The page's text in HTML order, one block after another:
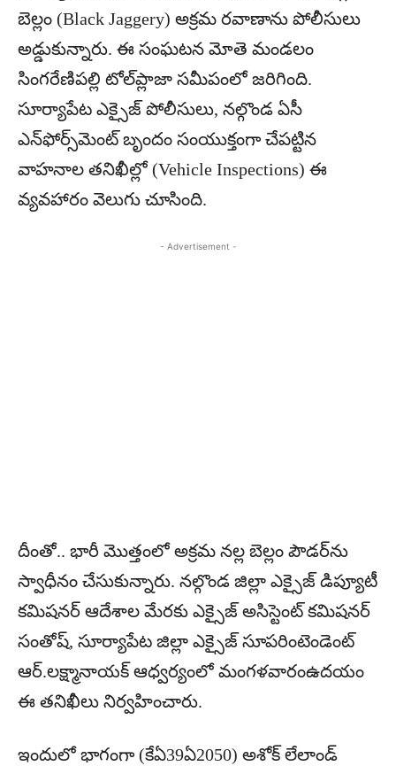
బెల్లం (Black Jaggery) అక్రమ రవాణాను పోలీసులు
అడ్డుకున్నారు. ఈ సంఘటన మోతె మండలం
సింగరేణిపల్లి టోల్‌ప్లాజా సమీపంలో జరిగింది.
సూర్యాపేట ఎక్సైజ్ పోలీసులు, నల్గొండ ఏసీ
ఎన్‌ఫోర్స్‌మెంట్ బృందం సంయుక్తంగా చేపట్టిన
వాహనాల తనిఖీల్లో (Vehicle Inspections) ఈ
వ్యవహారం వెలుగు చూసింది.
- Advertisement -
దీంతో.. భారీ మొత్తంలో అక్రమ నల్ల బెల్లం పౌడర్‌ను
స్వాధీనం చేసుకున్నారు. నల్గొండ జిల్లా ఎక్సైజ్ డిప్యూటీ
కమిషనర్ ఆదేశాల మేరకు ఎక్సైజ్ అసిస్టెంట్ కమిషనర్
సంతోష్, సూర్యాపేట జిల్లా ఎక్సైజ్ సూపరింటెండెంట్
ఆర్.లక్ష్మానాయక్ ఆధ్వర్యంలో మంగళవారంఉదయం
ఈ తనిఖీలు నిర్వహించారు.
ఇందులో భాగంగా (కేఏ39ఏ2050) అశోక్ లేలాండ్